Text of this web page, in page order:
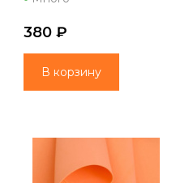
380 ₽
В корзину